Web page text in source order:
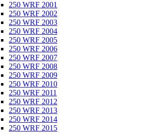
250 WRF 2001
250 WRF 2002
250 WRF 2003
250 WRF 2004
250 WRF 2005
250 WRF 2006
250 WRF 2007
250 WRF 2008
250 WRF 2009
250 WRF 2010
250 WRF 2011
250 WRF 2012
250 WRF 2013
250 WRF 2014
250 WRF 2015